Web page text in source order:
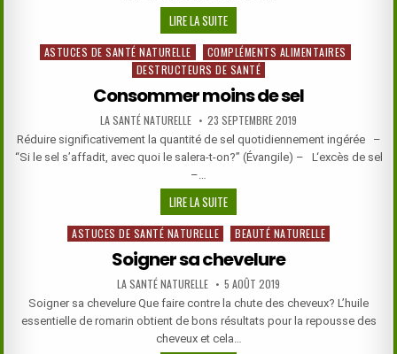
LIRE LA SUITENETTOYAGE
DES
REINS
Posted
ASTUCES DE SANTÉ NATURELLE
COMPLÉMENTS ALIMENTAIRES
DESTRUCTEURS DE SANTÉ
Consommer moins de sel
AUTHOR:
LA SANTÉ NATURELLE PUBLISHED
DATE:
23 SEPTEMBRE 2019
Réduire significativement la quantité de sel quotidiennement ingérée –
“Si le sel s’affadit, avec quoi le salera-t-on?” (Évangile) – L‘excès de sel
–…
LIRE LA SUITECONSOMMER
MOINS
DE
SEL
Posted
ASTUCES DE SANTÉ NATURELLE BEAUTÉ NATURELLE
Soigner sa chevelure
AUTHOR:
LA SANTÉ NATURELLE PUBLISHED
DATE:
5 AOÛT 2019
Soigner sa chevelure Que faire contre la chute des cheveux? L’huile
essentielle de romarin obtient de bons résultats pour la repousse des
cheveux et cela…